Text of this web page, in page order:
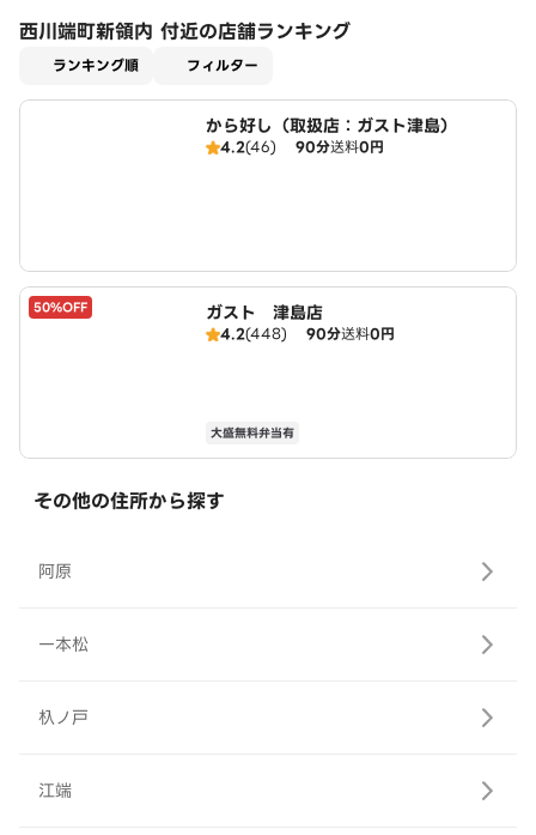
西川端町新領内 付近の店舗ランキング
ランキング順 フィルター
から好し（取扱店：ガスト津島）
4.2(46) 90分送料0円
50%OFF ガスト 津島店
4.2(448) 90分送料0円
大盛無料弁当有
その他の住所から探す
阿原
一本松
杁ノ戸
江端